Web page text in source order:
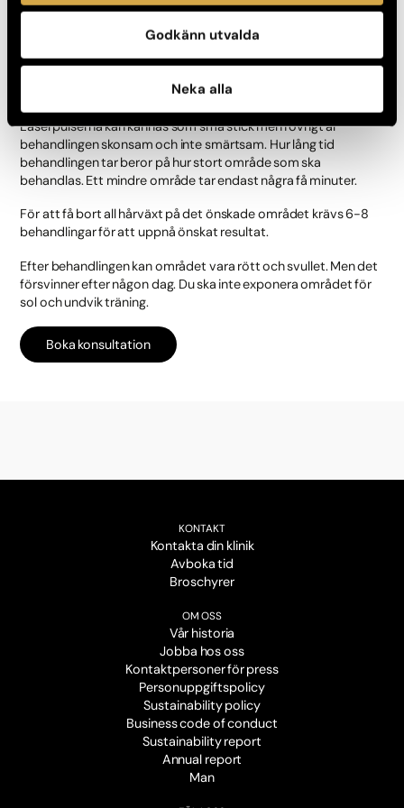
Godkänn utvalda
Neka alla
Laserbehandlingen känns inte, men pulserna från lasern kan
sticka till något. Det är olika hur lång tid behandlingen tar
Laserpulserna kan kännas som små stick men i övrigt är
behandlingen skonsam och inte smärtsam. Hur lång tid
behandlingen tar beror på hur stort område som ska
behandlas. Ett mindre område tar endast några få minuter.
För att få bort all hårväxt på det önskade området krävs 6-8
behandlingar för att uppnå önskat resultat.
Efter behandlingen kan området vara rött och svullet. Men det
försvinner efter någon dag. Du ska inte exponera området för
sol och undvik träning.
Boka konsultation
KONTAKT
Kontakta din klinik
Avboka tid
Broschyrer
OM OSS
Vår historia
Jobba hos oss
Kontaktpersoner för press
Personuppgiftspolicy
Sustainability policy
Business code of conduct
Sustainability report
Annual report
Man